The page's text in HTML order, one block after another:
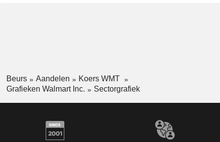
Beurs Aandelen
Koers WMT
Grafieken Walmart Inc.
Sectorgrafiek